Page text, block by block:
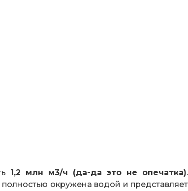
1,2 млн м3/ч (да-да это не опечатка).
окружена водой и представляет